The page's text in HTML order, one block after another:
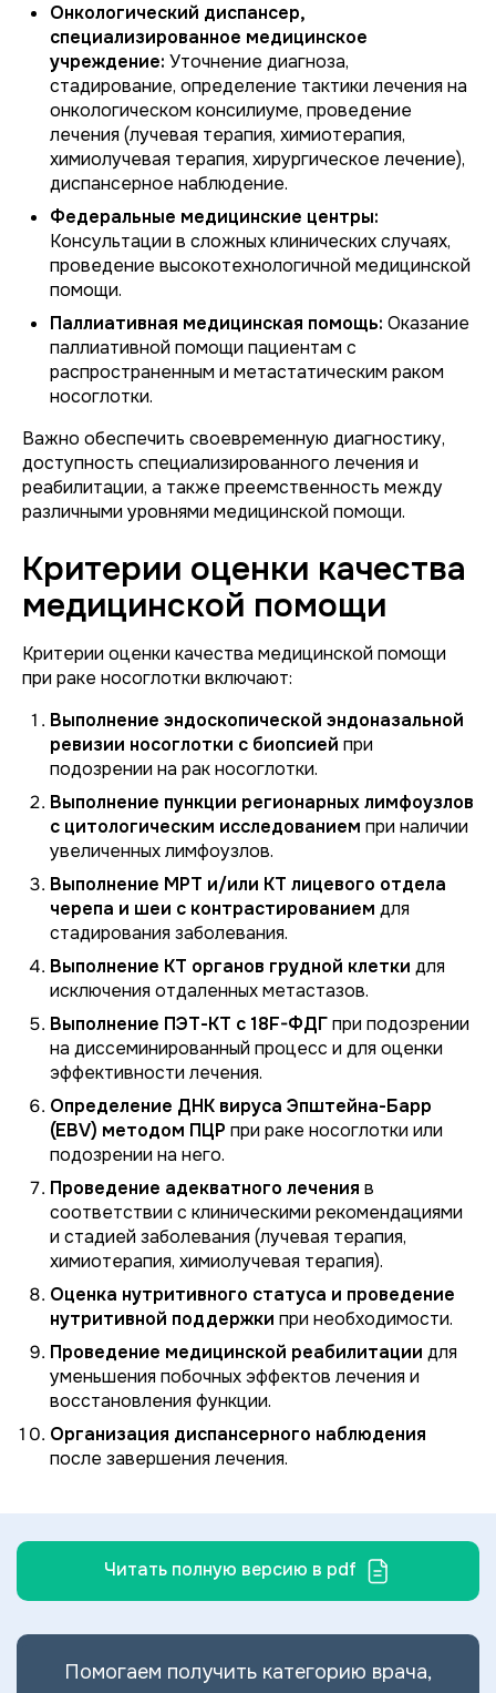
Онкологический диспансер,
специализированное медицинское
учреждение: Уточнение диагноза,
стадирование, определение тактики лечения на
онкологическом консилиуме, проведение
лечения (лучевая терапия, химиотерапия,
химиолучевая терапия, хирургическое лечение),
диспансерное наблюдение.
Федеральные медицинские центры:
Консультации в сложных клинических случаях,
проведение высокотехнологичной медицинской
помощи.
Паллиативная медицинская помощь: Оказание
паллиативной помощи пациентам с
распространенным и метастатическим раком
носоглотки.
Важно обеспечить своевременную диагностику,
доступность специализированного лечения и
реабилитации, а также преемственность между
различными уровнями медицинской помощи.
Критерии оценки качества
медицинской помощи
Критерии оценки качества медицинской помощи
при раке носоглотки включают:
Выполнение эндоскопической эндоназальной
ревизии носоглотки с биопсией при
подозрении на рак носоглотки.
Выполнение пункции регионарных лимфоузлов
с цитологическим исследованием при наличии
увеличенных лимфоузлов.
Выполнение МРТ и/или КТ лицевого отдела
черепа и шеи с контрастированием для
стадирования заболевания.
Выполнение КТ органов грудной клетки для
исключения отдаленных метастазов.
Выполнение ПЭТ-КТ с 18F-ФДГпри подозрении
на диссеминированный процесс и для оценки
эффективности лечения.
Определение ДНК вируса Эпштейна-Барр
(EBV) методом ПЦР при раке носоглотки или
подозрении на него.
Проведение адекватного лечения в
соответствии с клиническими рекомендациями
и стадией заболевания (лучевая терапия,
химиотерапия, химиолучевая терапия).
Оценка нутритивного статуса и проведение
нутритивной поддержки при необходимости.
Проведение медицинской реабилитации для
уменьшения побочных эффектов лечения и
восстановления функции.
Организация диспансерного наблюдения
после завершения лечения.
Читать полную версию в pdf
Помогаем получить категорию врача,